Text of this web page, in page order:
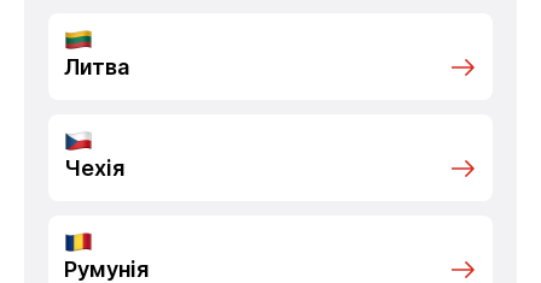
Литва
Чехія
Румунія